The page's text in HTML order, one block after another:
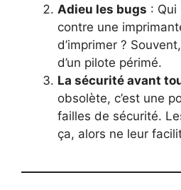
Adieu les bugs : Qui
contre une
d’imprimer ?
d’un pilote périmé.
La sécurité avant
obsolète, c’est une
failles de sécurité.
ça, alors ne leur